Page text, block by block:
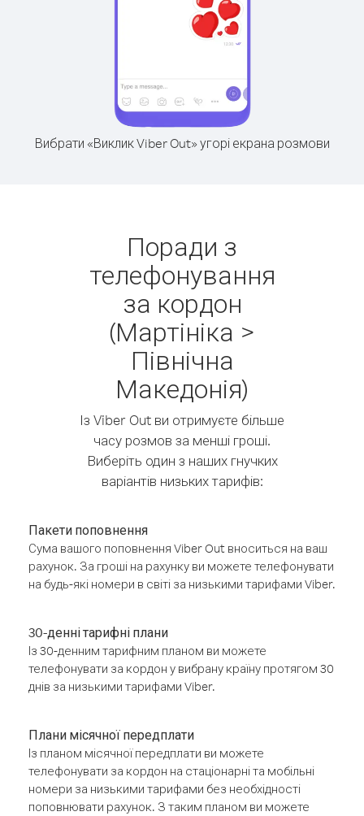
Вибрати «Виклик Viber Out» угорі екрана розмови
Поради з
телефонування
за кордон
(Мартініка >
Північна
Македонія)
Із Viber Out ви отримуєте більше
часу розмов за менші гроші.
Виберіть один з наших гнучких
варіантів низьких тарифів:
Пакети поповнення
Сума вашого поповнення Viber Out вноситься на ваш
рахунок. За гроші на рахунку ви можете телефонувати
на будь-які номери в світі за низькими тарифами Viber.
30-денні тарифні плани
Із 30-денним тарифним планом ви можете
телефонувати за кордон у вибрану країну протягом 30
днів за низькими тарифами Viber.
Плани місячної передплати
Із планом місячної передплати ви можете
телефонувати за кордон на стаціонарні та мобільні
номери за низькими тарифами без необхідності
поповнювати рахунок. З таким планом ви можете